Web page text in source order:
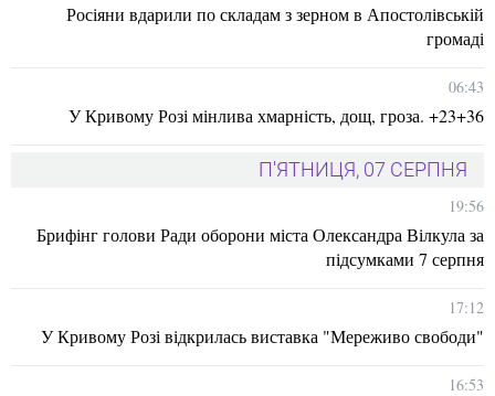
Росіяни вдарили по складам з зерном в Апостолівській
громаді
06:43
У Кривому Розі мінлива хмарність, дощ, гроза. +23+36
П'ЯТНИЦЯ, 07 СЕРПНЯ
19:56
Брифінг голови Ради оборони міста Олександра Вілкула за
підсумками 7 серпня
17:12
У Кривому Розі відкрилась виставка "Мереживо свободи"
16:53